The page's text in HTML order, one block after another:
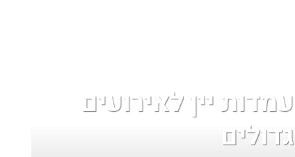
עמדות יין לאירועים
גדולים